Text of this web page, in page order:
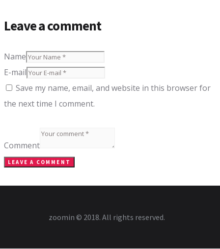
Leave a comment
Name
E-mail
Save my name, email, and website in this browser for
the next time I comment.
Comment
zoomin © 2018. All rights reserved.